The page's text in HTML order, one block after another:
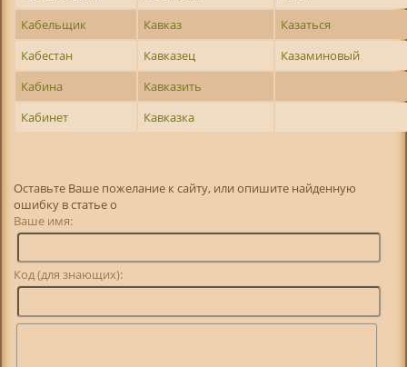
Кабельщик
Кавказ
Казаться
Кабестан
Кавказец
Казаминовый
Кабина
Кавказить
Кабинет
Кавказка
Оставьте Ваше пожелание к сайту, или опишите найденную
ошибку в статье о
Ваше имя:
Код (для знающих):